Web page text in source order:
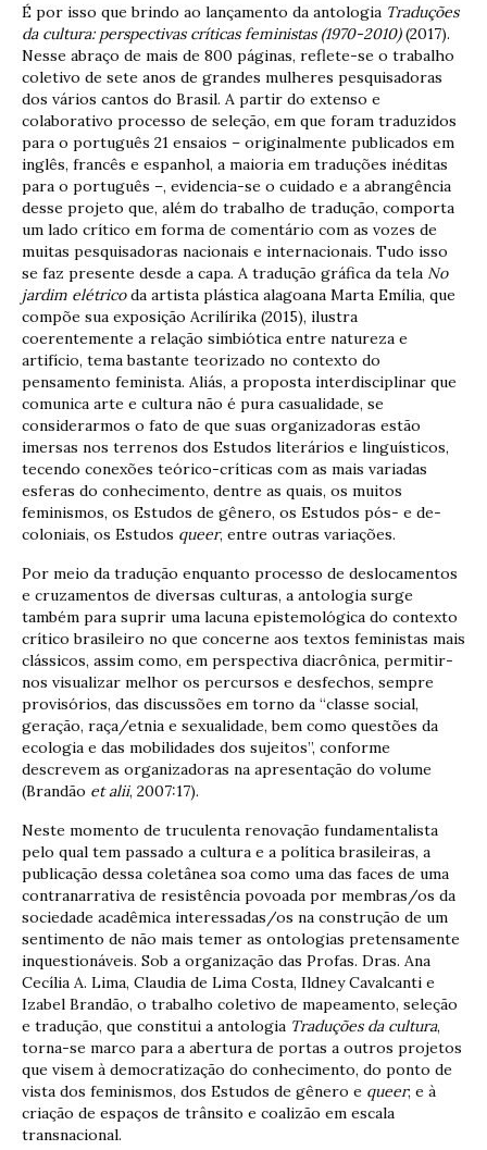
É por isso que brindo ao lançamento da antologia Traduções
da cultura: perspectivas críticas feministas (1970-2010)(2017).
Nesse abraço de mais de 800 páginas, reflete-se o trabalho
coletivo de sete anos de grandes mulheres pesquisadoras
dos vários cantos do Brasil. A partir do extenso e
colaborativo processo de seleção, em que foram traduzidos
para o português 21 ensaios – originalmente publicados em
inglês, francês e espanhol, a maioria em traduções inéditas
para o português –, evidencia-se o cuidado e a abrangência
desse projeto que, além do trabalho de tradução, comporta
um lado crítico em forma de comentário com as vozes de
muitas pesquisadoras nacionais e internacionais. Tudo isso
se faz presente desde a capa. A tradução gráfica da tela No
jardim elétricoda artista plástica alagoana Marta Emília, que
compõe sua exposição Acrilírika (2015), ilustra
coerentemente a relação simbiótica entre natureza e
artifício, tema bastante teorizado no contexto do
pensamento feminista. Aliás, a proposta interdisciplinar que
comunica arte e cultura não é pura casualidade, se
considerarmos o fato de que suas organizadoras estão
imersas nos terrenos dos Estudos literários e linguísticos,
tecendo conexões teórico-críticas com as mais variadas
esferas do conhecimento, dentre as quais, os muitos
feminismos, os Estudos de gênero, os Estudos pós- e de-
coloniais, os Estudos queer, entre outras variações.
Por meio da tradução enquanto processo de deslocamentos
e cruzamentos de diversas culturas, a antologia surge
também para suprir uma lacuna epistemológica do contexto
crítico brasileiro no que concerne aos textos feministas mais
clássicos, assim como, em perspectiva diacrônica, permitir-
nos visualizar melhor os percursos e desfechos, sempre
provisórios, das discussões em torno da “classe social,
geração, raça/etnia e sexualidade, bem como questões da
ecologia e das mobilidades dos sujeitos”, conforme
descrevem as organizadoras na apresentação do volume
(Brandão et alii, 2007:17).
Neste momento de truculenta renovação fundamentalista
pelo qual tem passado a cultura e a política brasileiras, a
publicação dessa coletânea soa como uma das faces de uma
contranarrativa de resistência povoada por membras/os da
sociedade acadêmica interessadas/os na construção de um
sentimento de não mais temer as ontologias pretensamente
inquestionáveis. Sob a organização das Profas. Dras. Ana
Cecília A. Lima, Claudia de Lima Costa, Ildney Cavalcanti e
Izabel Brandão, o trabalho coletivo de mapeamento, seleção
e tradução, que constitui a antologia Traduções da cultura,
torna-se marco para a abertura de portas a outros projetos
que visem à democratização do conhecimento, do ponto de
vista dos feminismos, dos Estudos de gênero e queer; e à
criação de espaços de trânsito e coalizão em escala
transnacional.